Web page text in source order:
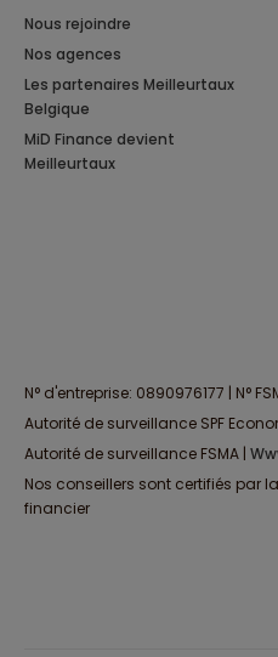
Nous rejoindre
Nos agences
Les partenaires Meilleurtaux
Belgique
MiD Finance devient
Meilleurtaux
N° d'entreprise: 0890976177 | N°
Autorité de surveillance SPF
Autorité de surveillance FSMA |
Nos conseillers sont certifiés par
financier